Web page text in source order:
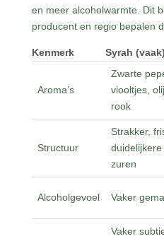
en meer alcoholwarmte. Dit
producent en regio bepalen
Kenmerk Syrah (vaak)
Aroma’s
Zwarte
viooltjes,
rook
Structuur
Strakker,
duidelijkere
zuren
Alcoholgevoel Vaker
Vaker